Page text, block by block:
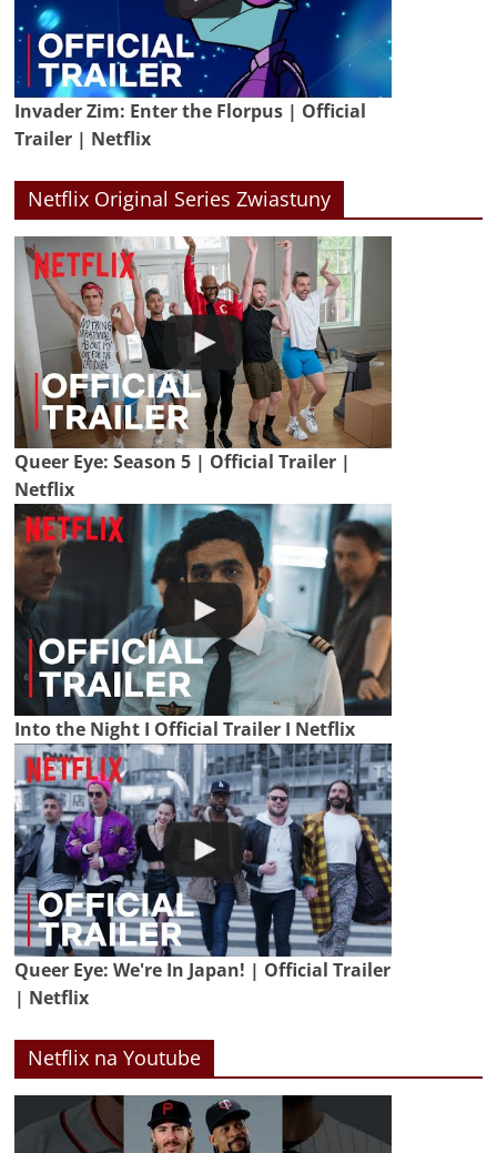
Invader Zim: Enter the Florpus | Official
Trailer | Netflix
Netflix Original Series Zwiastuny
Queer Eye: Season 5 | Official Trailer |
Netflix
Into the Night I Official Trailer I Netflix
Queer Eye: We're In Japan! | Official Trailer
| Netflix
Netflix na Youtube